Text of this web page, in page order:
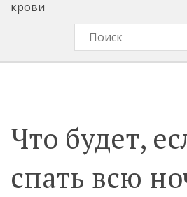
крови
Что будет,
спать всю